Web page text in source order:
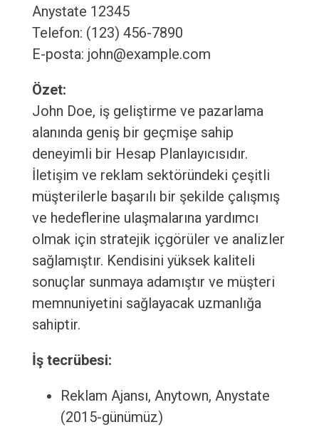
Anystate 12345
Telefon: (123) 456-7890
E-posta: john@example.com
Özet:
John Doe, iş geliştirme ve pazarlama
alanında geniş bir geçmişe sahip
deneyimli bir Hesap Planlayıcısıdır.
İletişim ve reklam sektöründeki çeşitli
müşterilerle başarılı bir şekilde çalışmış
ve hedeflerine ulaşmalarına yardımcı
olmak için stratejik içgörüler ve analizler
sağlamıştır. Kendisini yüksek kaliteli
sonuçlar sunmaya adamıştır ve müşteri
memnuniyetini sağlayacak uzmanlığa
sahiptir.
İş tecrübesi:
Reklam Ajansı, Anytown, Anystate
(2015-günümüz)